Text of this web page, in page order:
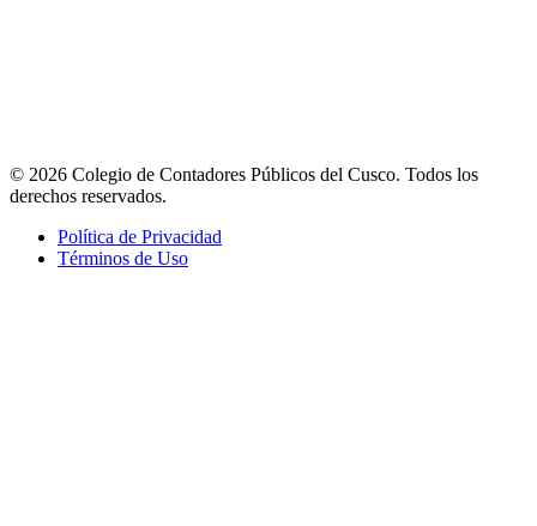
© 2026 Colegio de Contadores Públicos del Cusco. Todos los
derechos reservados.
Política de Privacidad
Términos de Uso